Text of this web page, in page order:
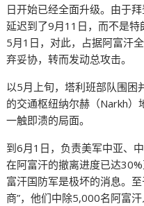
日开始已经全面升级。由于
延迟到了9月11日，而不是
5月1日，对此，占据阿富汗
弃妥协，转而发动总攻击。
以5月上旬，塔利班部队围困
的交通枢纽纳尔赫（Narkh）
一触即溃的局面。
到6月1日，负责美军中亚、
在阿富汗的撤离进度已达
富汗国防军是极坏的消息。
商”，他们中除5,000名阿富